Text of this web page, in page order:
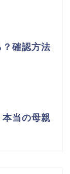
？確認方法
当の母親